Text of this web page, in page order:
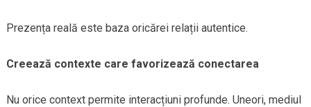
Prezența reală este baza oricărei relații autentice.
Creează contexte care favorizează conectarea
Nu orice context permite interacțiuni profunde. Uneori, mediul